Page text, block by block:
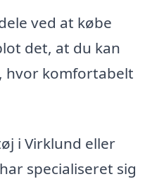
ved at købe
det, at du kan
hvor komfortabelt
i Virklund eller
specialiseret sig